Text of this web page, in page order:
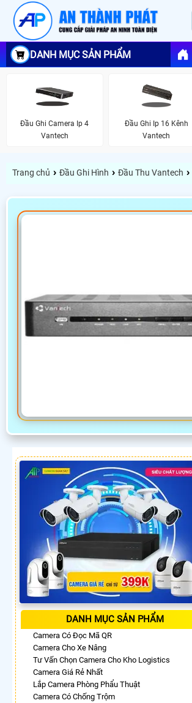
DANH MỤC SẢN PHẨM
Đầu Ghi Camera Ip 4
Vantech
Đầu Ghi Ip 16 Kênh
Vantech
Trang chủ › Đầu Ghi Hình › Đầu Thu Vantech ›
DANH MỤC SẢN PHẨM
Camera Có Đọc Mã QR
Camera Cho Xe Nâng
Tư Vấn Chọn Camera Cho Kho Logistics
Camera Giá Rẻ Nhất
Lắp Camera Phòng Phẩu Thuật
Camera Có Chống Trộm